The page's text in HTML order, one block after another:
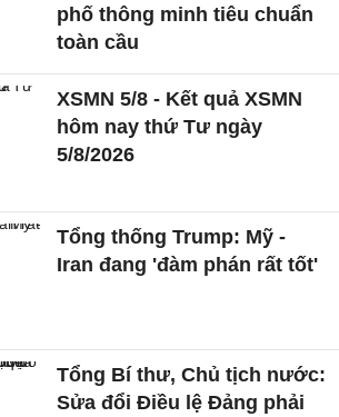
phố thông minh tiêu chuẩn
toàn cầu
XSMN 5/8 - Kết quả XSMN
hôm nay thứ Tư ngày
5/8/2026
Tổng thống Trump: Mỹ -
Iran đang 'đàm phán rất tốt'
Tổng Bí thư, Chủ tịch nước:
Sửa đổi Điều lệ Đảng phải